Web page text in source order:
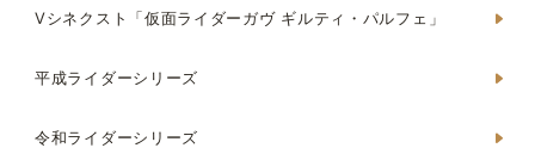
Vシネクスト「仮面ライダーガヴ ギルティ・パルフェ」
平成ライダーシリーズ
令和ライダーシリーズ